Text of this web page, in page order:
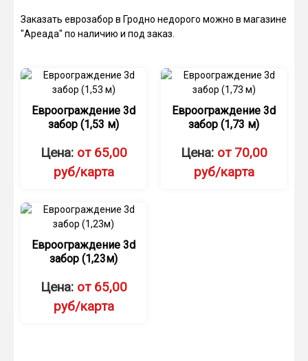
Заказать еврозабор в Гродно недорого можно в магазине
"Ареада" по наличию и под заказ.
Евроограждение 3d
забор (1,53 м)
Цена: от 65,00
руб/карта
Евроограждение 3d
забор (1,73 м)
Цена: от 70,00
руб/карта
Евроограждение 3d
забор (1,23м)
Цена: от 65,00
руб/карта